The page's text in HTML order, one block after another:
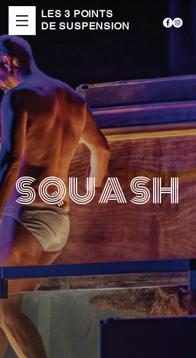
LES 3 POINTS
DE SUSPENSION
SQUASH